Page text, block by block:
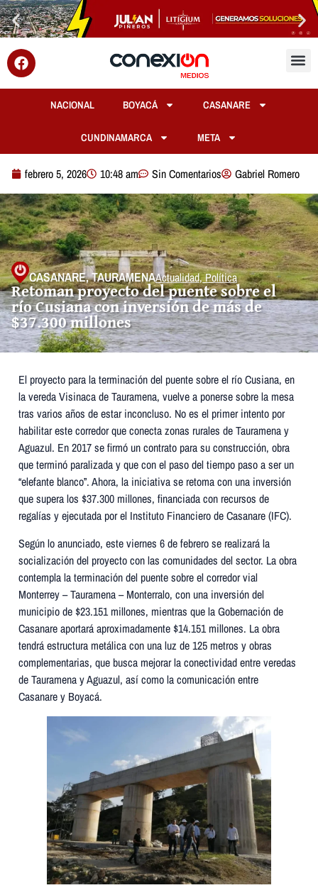
NACIONAL BOYACÁ CASANARE
CUNDINAMARCA META
febrero 5, 2026 10:48 am Sin Comentarios Gabriel Romero
CASANARE,TAURAMENAActualidad,Política
Retoman proyecto del puente sobre el
río Cusiana con inversión de más de
$37.300 millones
El proyecto para la terminación del puente sobre el río Cusiana, en
la vereda Visinaca de Tauramena, vuelve a ponerse sobre la mesa
tras varios años de estar inconcluso. No es el primer intento por
habilitar este corredor que conecta zonas rurales de Tauramena y
Aguazul. En 2017 se firmó un contrato para su construcción, obra
que terminó paralizada y que con el paso del tiempo paso a ser un
“elefante blanco”. Ahora, la iniciativa se retoma con una inversión
que supera los $37.300 millones, financiada con recursos de
regalías y ejecutada por el Instituto Financiero de Casanare (IFC).
Según lo anunciado, este viernes 6 de febrero se realizará la
socialización del proyecto con las comunidades del sector. La obra
contempla la terminación del puente sobre el corredor vial
Monterrey – Tauramena – Monterralo, con una inversión del
municipio de $23.151 millones, mientras que la Gobernación de
Casanare aportará aproximadamente $14.151 millones. La obra
tendrá estructura metálica con una luz de 125 metros y obras
complementarias, que busca mejorar la conectividad entre veredas
de Tauramena y Aguazul, así como la comunicación entre
Casanare y Boyacá.